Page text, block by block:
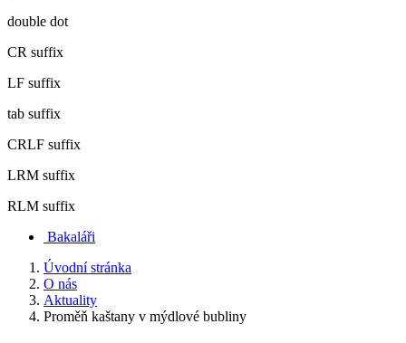
double dot
CR suffix
LF suffix
tab suffix
CRLF suffix
LRM suffix
RLM suffix
Bakaláři
Úvodní stránka
O nás
Aktuality
Proměň kaštany v mýdlové bubliny